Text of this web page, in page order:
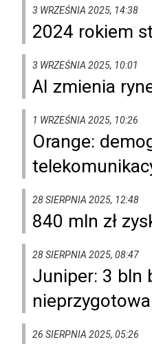
3 WRZEŚNIA 2025, 14:38
2024 rokiem
3 WRZEŚNIA 2025, 10:01
AI zmienia
1 WRZEŚNIA 2025, 10:26
Orange:
28 SIERPNIA 2025, 12:48
840 mln zł
28 SIERPNIA 2025, 08:47
Juniper: 3 bln
26 SIERPNIA 2025, 05:26